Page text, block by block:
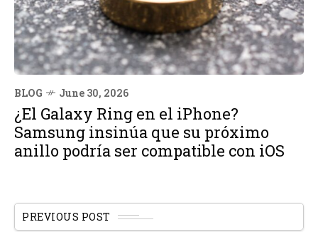
BLOG June 30, 2026
¿El Galaxy Ring en el iPhone?
Samsung insinúa que su próximo
anillo podría ser compatible con iOS
PREVIOUS POST